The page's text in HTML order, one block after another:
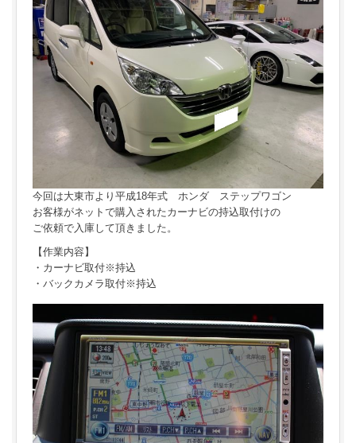
今回は大東市より平成18年式 ホンダ ステップワゴン
お客様がネットで購入されたカーナビの持込取付けの
ご依頼で入庫して頂きました。
【作業内容】
・カーナビ取付※持込
・バックカメラ取付※持込